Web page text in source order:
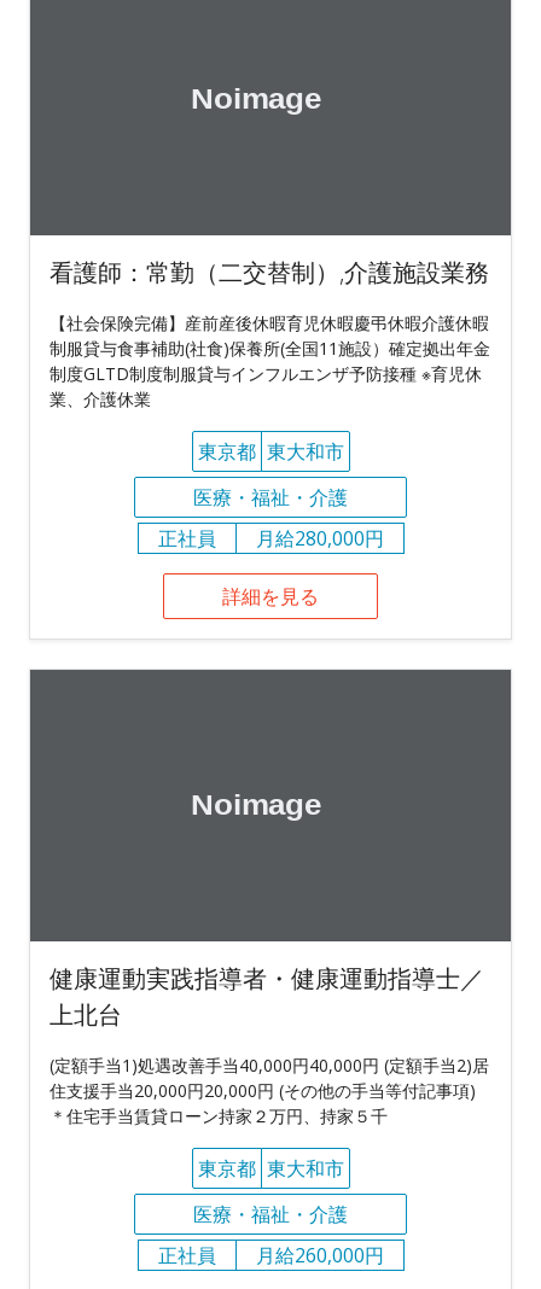
看護師：常勤（二交替制）,介護施設業務
【社会保険完備】産前産後休暇育児休暇慶弔休暇介護休暇
制服貸与食事補助(社食)保養所(全国11施設）確定拠出年金
制度GLTD制度制服貸与インフルエンザ予防接種 ※育児休
業、介護休業
東京都 東大和市
医療・福祉・介護
正社員
月給280,000円
詳細を見る
健康運動実践指導者・健康運動指導士／
上北台
(定額手当1)処遇改善手当40,000円40,000円 (定額手当2)居
住支援手当20,000円20,000円 (その他の手当等付記事項)
＊住宅手当賃貸ローン持家２万円、持家５千
東京都 東大和市
医療・福祉・介護
正社員
月給260,000円